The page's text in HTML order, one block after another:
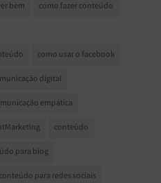
bem como fazer conteúdo
como usar o facebook
digital
empática
conteúdo
para blog
conteúdo para redes sociais